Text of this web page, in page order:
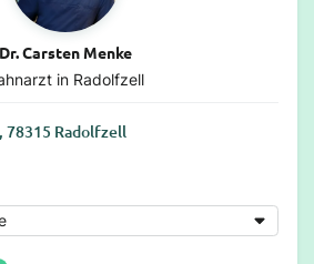
Dr. Carsten Menke
in Radolfzell
78315 Radolfzell